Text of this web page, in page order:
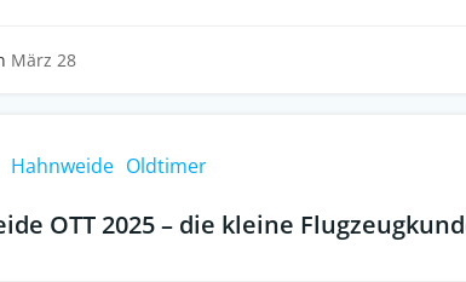
März 28
Hahnweide Oldtimer
OTT 2025 – die kleine